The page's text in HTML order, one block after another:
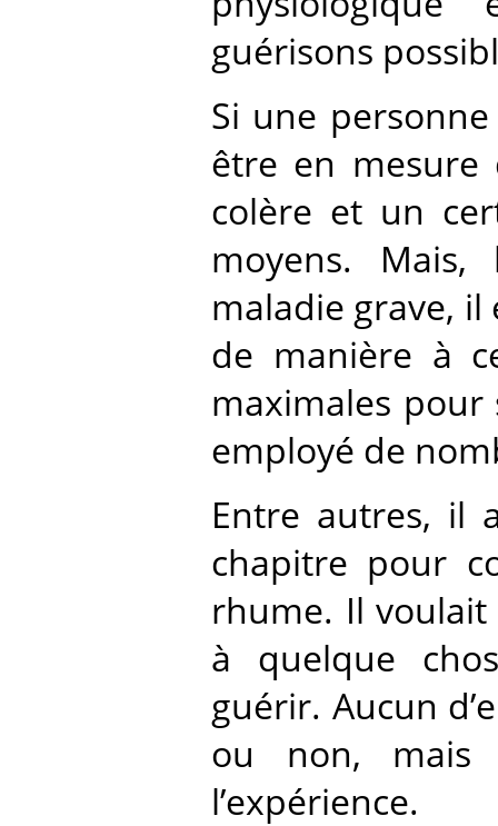
guérisons
Si une
être en mesure
colère et un
moyens. Mais,
maladie grave, il
de manière à
maximales pour
employé de
Entre autres, il
chapitre pour
rhume. Il voulait
à quelque
guérir. Aucun
ou non,
l’expérience.